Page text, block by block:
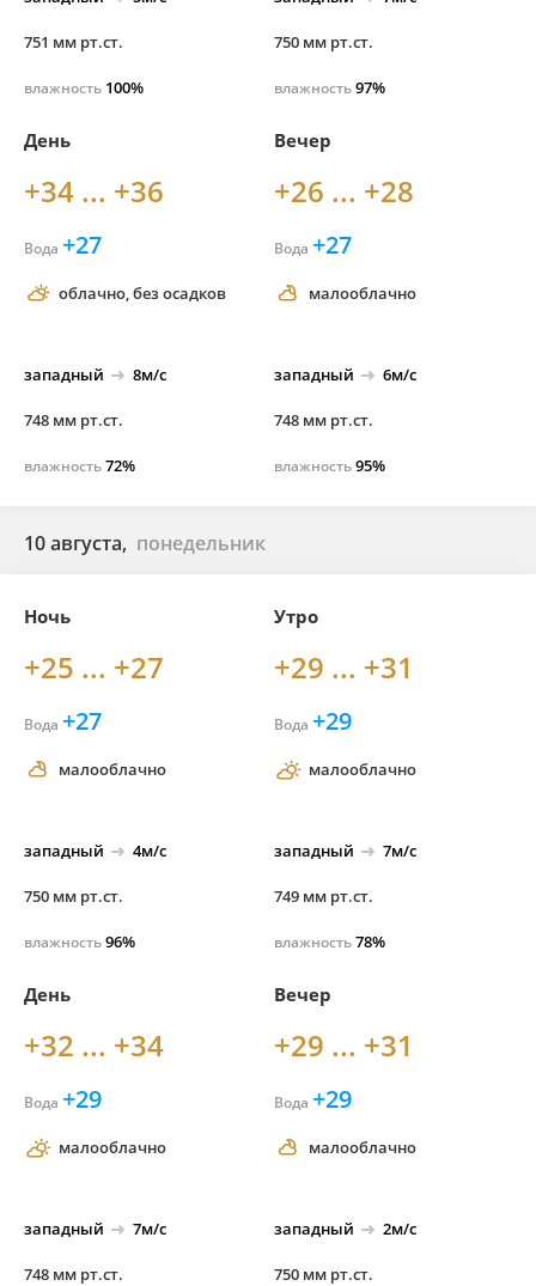
751 мм рт.ст.
влажность 100%
750 мм рт.ст.
влажность97%
День
+34 ... +36
Вода +27
облачно, без осадков
западный 8м/с
748 мм рт.ст.
влажность72%
Вечер
+26 ... +28
Вода +27
малооблачно
западный 6м/с
748 мм рт.ст.
влажность95%
10 августа, понедельник
Ночь
+25 ... +27
Вода +27
малооблачно
западный 4м/с
750 мм рт.ст.
влажность96%
Утро
+29 ... +31
Вода +29
малооблачно
западный 7м/с
749 мм рт.ст.
влажность78%
День
+32 ... +34
Вода +29
малооблачно
западный 7м/с
748 мм рт.ст.
Вечер
+29 ... +31
Вода +29
малооблачно
западный 2м/с
750 мм рт.ст.